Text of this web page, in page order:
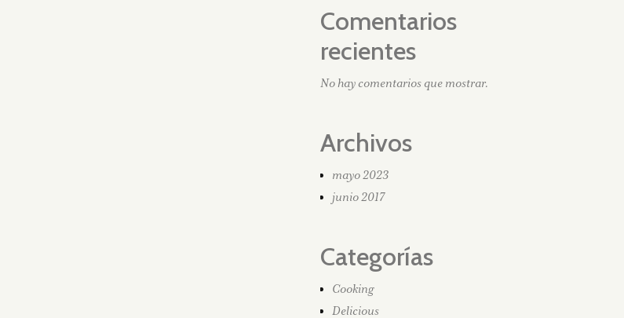
Comentarios
recientes
No hay comentarios que mostrar.
Archivos
mayo 2023
junio 2017
Categorías
Cooking
Delicious